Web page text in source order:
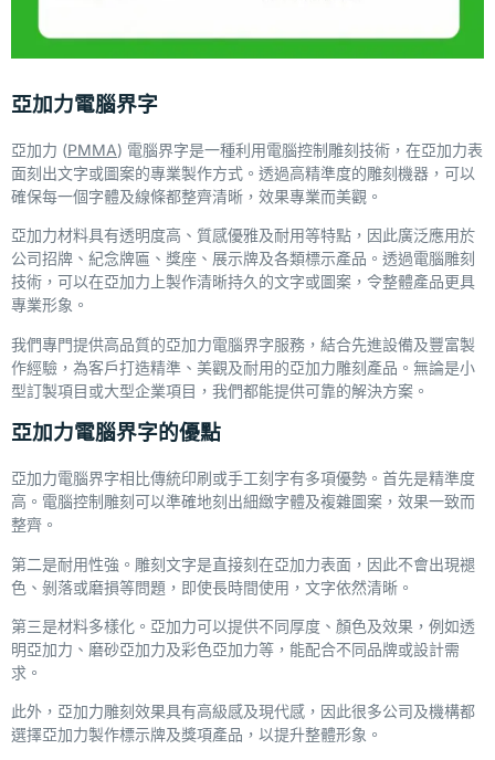
亞加力電腦界字
亞加力 (PMMA) 電腦界字是一種利用電腦控制雕刻技術，在亞加力表
面刻出文字或圖案的專業製作方式。透過高精準度的雕刻機器，可以
確保每一個字體及線條都整齊清晰，效果專業而美觀。
亞加力材料具有透明度高、質感優雅及耐用等特點，因此廣泛應用於
公司招牌、紀念牌匾、獎座、展示牌及各類標示產品。透過電腦雕刻
技術，可以在亞加力上製作清晰持久的文字或圖案，令整體產品更具
專業形象。
我們專門提供高品質的亞加力電腦界字服務，結合先進設備及豐富製
作經驗，為客戶打造精準、美觀及耐用的亞加力雕刻產品。無論是小
型訂製項目或大型企業項目，我們都能提供可靠的解決方案。
亞加力電腦界字的優點
亞加力電腦界字相比傳統印刷或手工刻字有多項優勢。首先是精準度
高。電腦控制雕刻可以準確地刻出細緻字體及複雜圖案，效果一致而
整齊。
第二是耐用性強。雕刻文字是直接刻在亞加力表面，因此不會出現褪
色、剝落或磨損等問題，即使長時間使用，文字依然清晰。
第三是材料多樣化。亞加力可以提供不同厚度、顏色及效果，例如透
明亞加力、磨砂亞加力及彩色亞加力等，能配合不同品牌或設計需
求。
此外，亞加力雕刻效果具有高級感及現代感，因此很多公司及機構都
選擇亞加力製作標示牌及獎項產品，以提升整體形象。